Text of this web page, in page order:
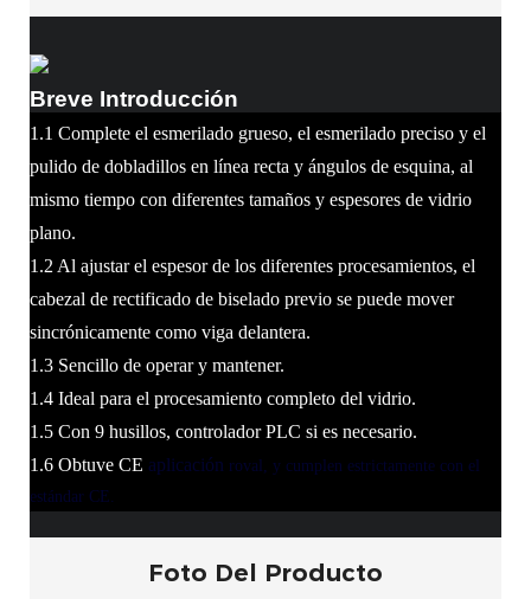
Breve Introducción
1.1 Complete el esmerilado grueso, el esmerilado preciso y el
pulido de dobladillos en línea recta y ángulos de esquina, al
mismo tiempo con diferentes tamaños y espesores de vidrio
plano.
1.2 Al ajustar el espesor de los diferentes procesamientos, el
cabezal de rectificado de biselado previo se puede mover
sincrónicamente como viga delantera.
1.3 Sencillo de operar y mantener.
1.4 Ideal para el procesamiento completo del vidrio.
1.5 Con 9 husillos, controlador PLC si es necesario.
1.6 Obtuve CE aplicación roval, y cumplen estrictamente con el
estándar CE.
Foto Del Producto